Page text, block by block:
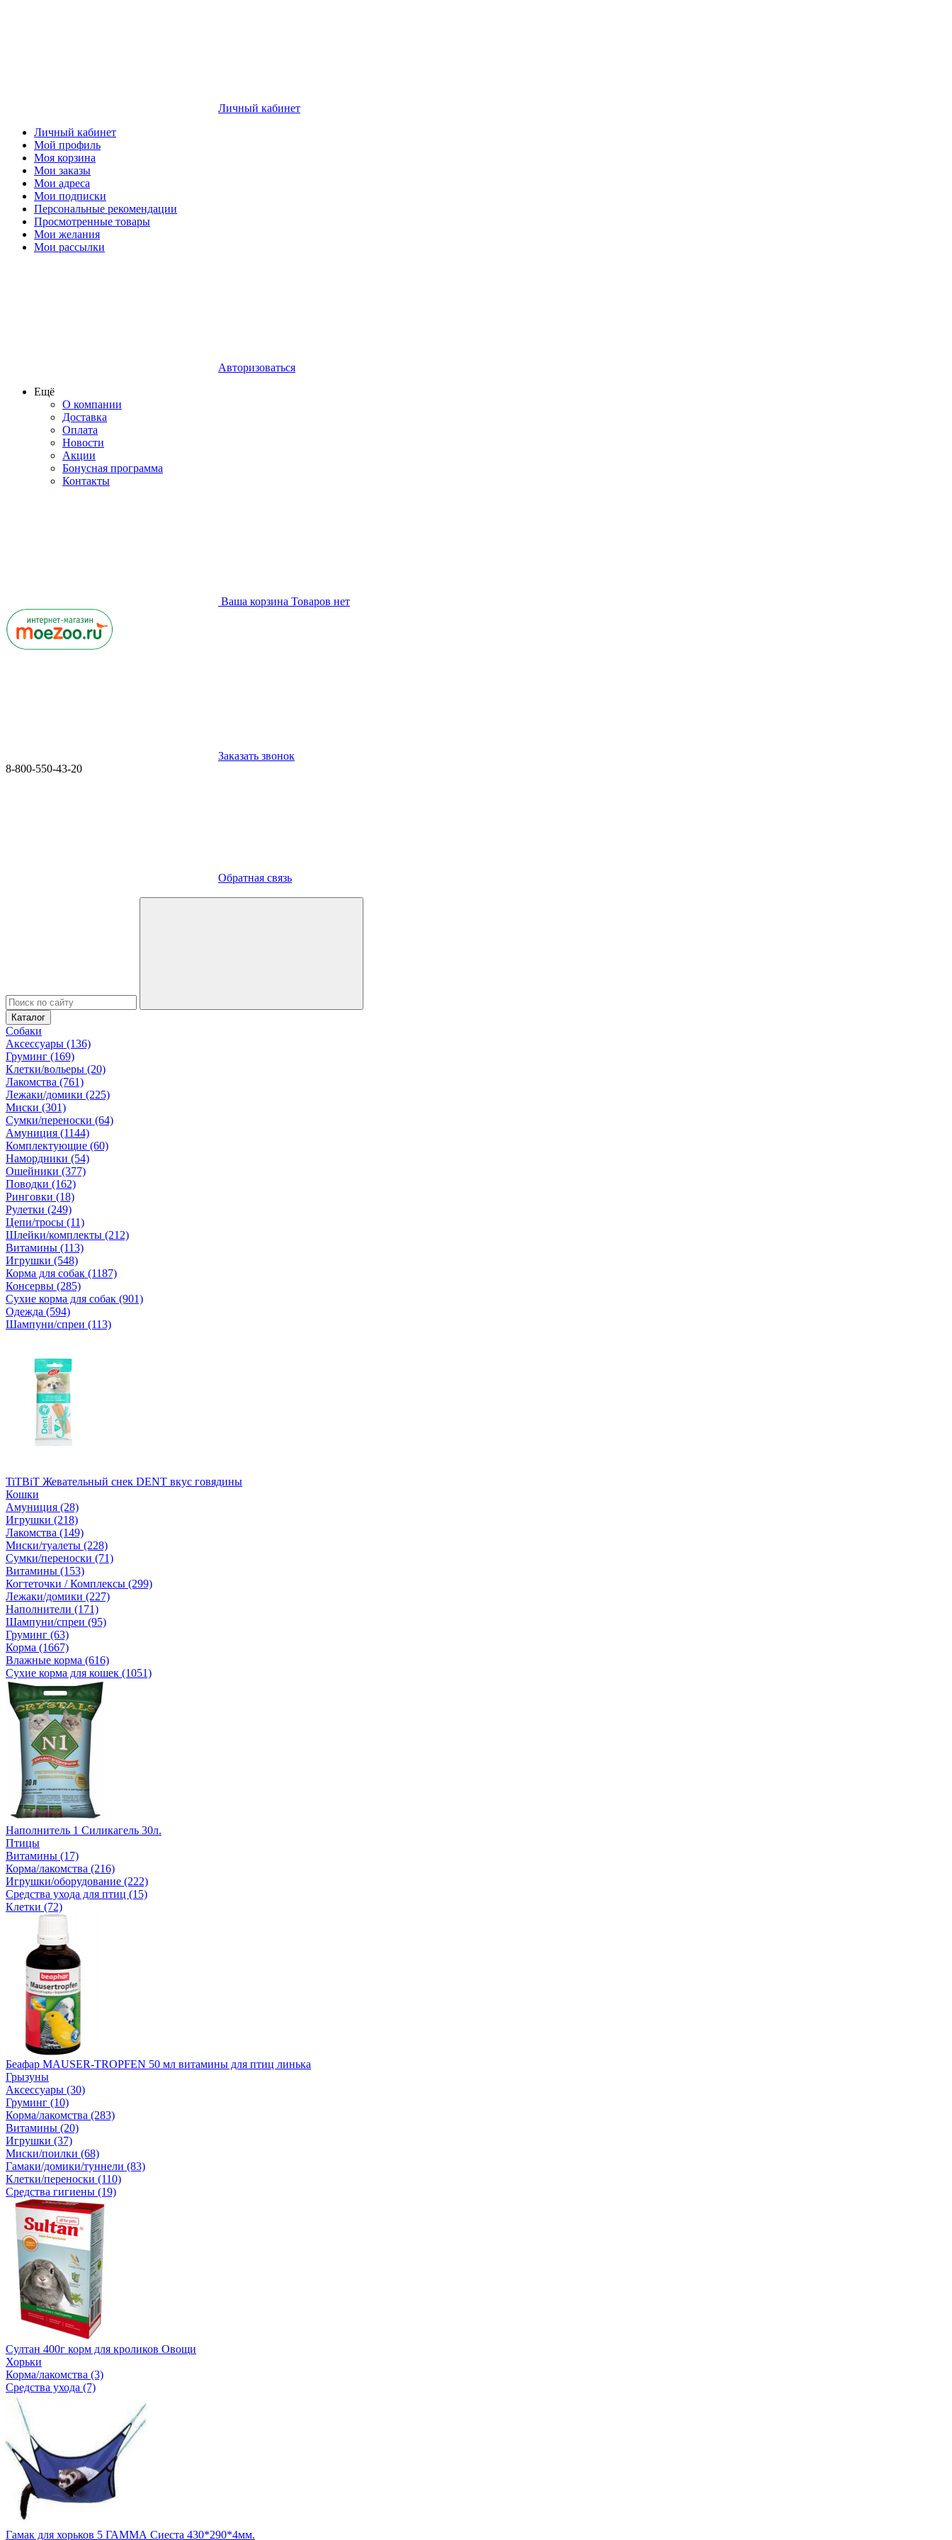
Личный кабинет
Личный кабинет
Мой профиль
Моя корзина
Мои заказы
Мои адреса
Мои подписки
Персональные рекомендации
Просмотренные товары
Мои желания
Мои рассылки
Авторизоваться
Ещё
О компании
Доставка
Оплата
Новости
Акции
Бонусная программа
Контакты
Ваша корзина Товаров нет
Заказать звонок
8-800-550-43-20
Обратная связь
Каталог
Собаки
Аксессуары (136)
Груминг (169)
Клетки/вольеры (20)
Лакомства (761)
Лежаки/домики (225)
Миски (301)
Сумки/переноски (64)
Амуниция (1144)
Комплектующие (60)
Намордники (54)
Ошейники (377)
Поводки (162)
Ринговки (18)
Рулетки (249)
Цепи/тросы (11)
Шлейки/комплекты (212)
Витамины (113)
Игрушки (548)
Корма для собак (1187)
Консервы (285)
Сухие корма для собак (901)
Одежда (594)
Шампуни/спреи (113)
TiTBiT Жевательный снек DENT вкус говядины
Кошки
Амуниция (28)
Игрушки (218)
Лакомства (149)
Миски/туалеты (228)
Сумки/переноски (71)
Витамины (153)
Когтеточки / Комплексы (299)
Лежаки/домики (227)
Наполнители (171)
Шампуни/спреи (95)
Груминг (63)
Корма (1667)
Влажные корма (616)
Сухие корма для кошек (1051)
Наполнитель 1 Силикагель 30л.
Птицы
Витамины (17)
Корма/лакомства (216)
Игрушки/оборудование (222)
Средства ухода для птиц (15)
Клетки (72)
Беафар MAUSER-TROPFEN 50 мл витамины для птиц линька
Грызуны
Аксессуары (30)
Груминг (10)
Корма/лакомства (283)
Витамины (20)
Игрушки (37)
Миски/поилки (68)
Гамаки/домики/туннели (83)
Клетки/переноски (110)
Средства гигиены (19)
Султан 400г корм для кроликов Овощи
Хорьки
Корма/лакомства (3)
Средства ухода (7)
Гамак для хорьков 5 ГАММА Сиеста 430*290*4мм.